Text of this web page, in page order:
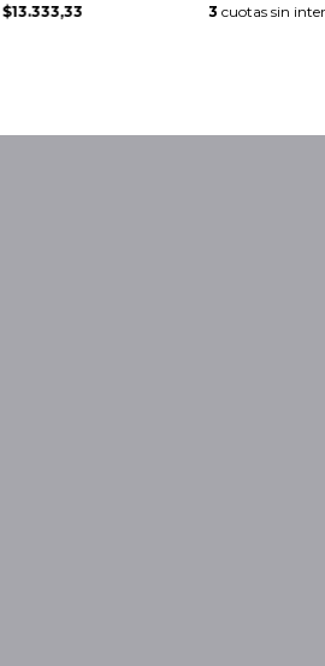
$13.333,33 3 cuotas sin